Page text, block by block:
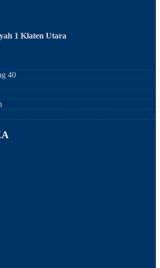
1 Klaten Utara
40